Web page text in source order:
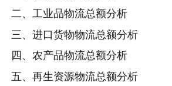
二、工业品物流总额分析
三、进口货物物流总额分析
四、农产品物流总额分析
五、再生资源物流总额分析